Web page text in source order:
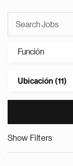
Función
Ubicación (11)
Show Filters